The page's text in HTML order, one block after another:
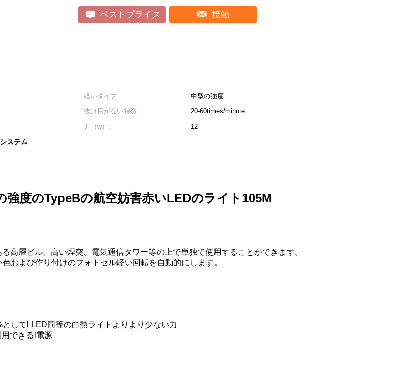
ベストプライス 接触
軽いタイプ:
中型の強度
抜け目がない特徴:
20-60times/minute
力（w）:
12
ステム
度のTypeBの航空妨害赤いLEDのライト105M
高層ビル、高い煙突、電気通信タワー等の上で単独で使用することができます。
および作り付けのフォトセル軽い回転を自動的にします。
してl LED同等の白熱ライトよりより少ない力
できるl電源